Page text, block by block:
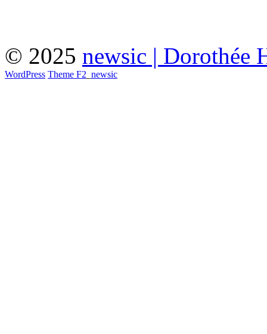
© 2025 newsic | Dorothée
WordPress Theme F2 newsic